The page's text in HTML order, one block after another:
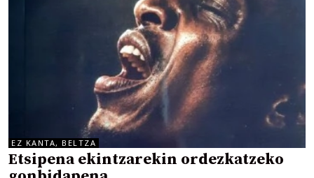
EZ KANTA, BELTZA
Etsipena ekintzarekin ordezkatzeko